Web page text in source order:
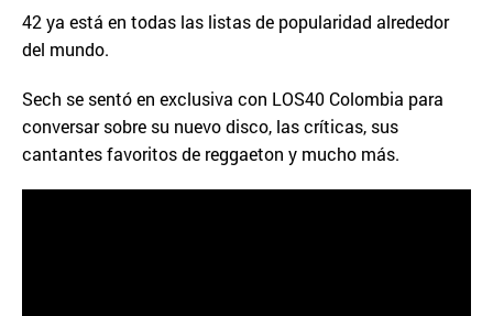
42 ya está en todas las listas de popularidad alrededor
del mundo.
Sech se sentó en exclusiva con LOS40 Colombia para
conversar sobre su nuevo disco, las críticas, sus
cantantes favoritos de reggaeton y mucho más.